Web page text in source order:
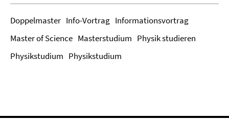
Doppelmaster Info-Vortrag Informationsvortrag
Master of Science Masterstudium Physik studieren
Physikstudium Physikstudium